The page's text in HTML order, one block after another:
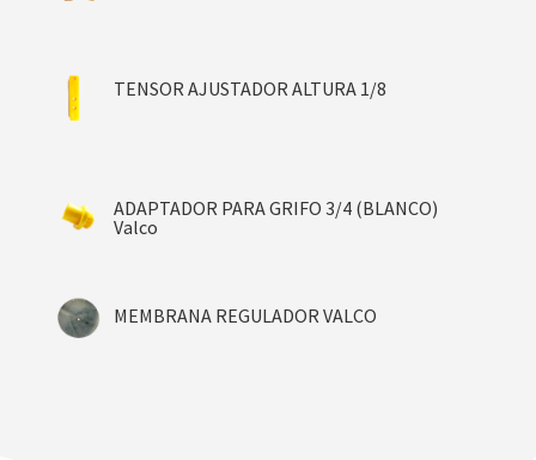
TENSOR AJUSTADOR ALTURA 1/8
ADAPTADOR PARA GRIFO 3/4 (BLANCO)
Valco
MEMBRANA REGULADOR VALCO